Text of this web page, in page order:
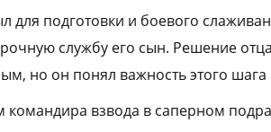
для подготовки и боевого
службу его сын. Решение
но он понял важность этого
взвода в саперном